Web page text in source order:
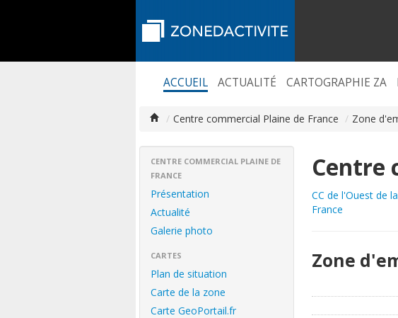
ACCUEIL ACTUALITÉ CARTOGRAPHIE ZA
/ Centre commercial Plaine de France / Zone
CENTRE COMMERCIAL PLAINE DE
FRANCE
Présentation
Actualité
Galerie photo
CARTES
Plan de situation
Carte de la zone
Carte GeoPortail.fr
Centre
CC de l'Ouest de
France
Zone